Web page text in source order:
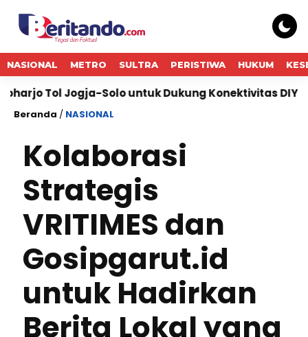
NASIONAL METRO SULTRA PERISTIWA HUKUM
Jogja-Solo untuk Dukung Konektivitas DIY
Beranda / NASIONAL
Kolaborasi
Strategis
VRITIMES dan
Gosipgarut.id
untuk Hadirkan
Berita Lokal yang